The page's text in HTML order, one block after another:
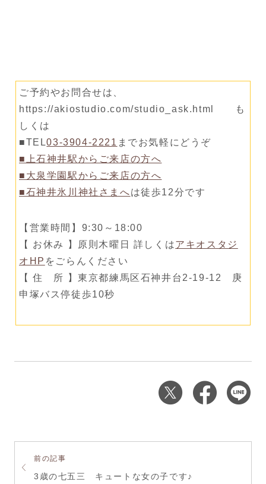
ご予約やお問合せは、
https://akiostudio.com/studio_ask.html も
しくは
■TEL03-3904-2221 までお気軽にどうぞ
■上石神井駅からご来店の方へ
■大泉学園駅からご来店の方へ
■石神井氷川神社さまへは徒歩12分です
【営業時間】9:30～18:00
【 お休み 】原則木曜日 詳しくはアキオスタジ
オHP をごらんください
【 住 所 】東京都練馬区石神井台2-19-12 庚
申塚バス停徒歩10秒
前の記事
3歳の七五三 キュートな女の子です♪